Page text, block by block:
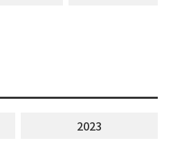
2023